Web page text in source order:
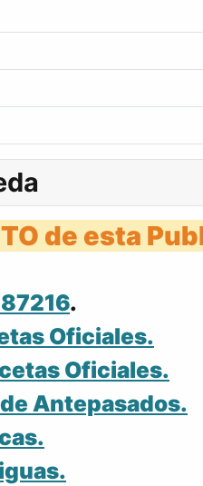
de esta
.
Oficiales.
Oficiales.
Antepasados.